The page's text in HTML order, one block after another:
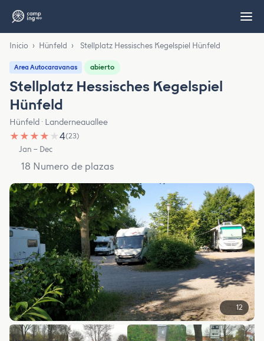
Inicio › Hünfeld › Stellplatz Hessisches Kegelspiel Hünfeld
Area Autocaravanas abierto
Stellplatz Hessisches Kegelspiel
Hünfeld
Hünfeld · Landerneauallee
★ ★ ★ ★ ★4(23)
Jan – Dec
18 Numero de plazas
12